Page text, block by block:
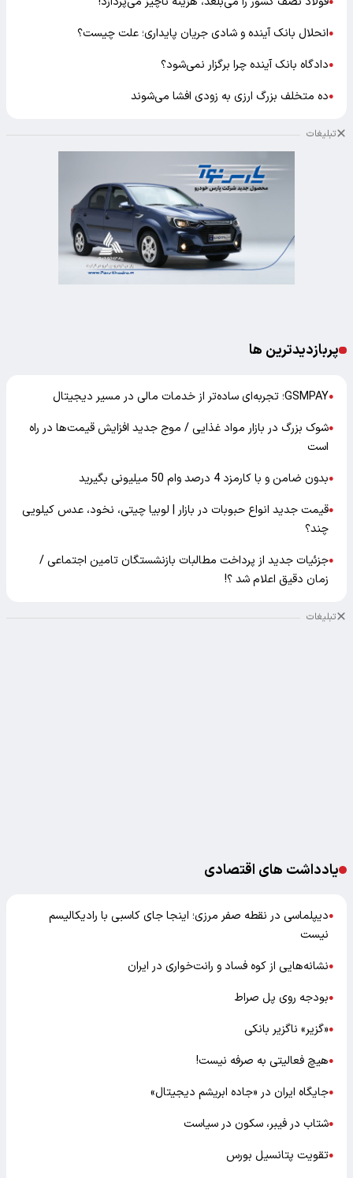
●انحلال بانک آینده و شادی جریان پایداری؛ علت چیست؟
●دادگاه بانک آینده چرا برگزار نمی‌شود؟
●ده متخلف بزرگ ارزی به زودی افشا می‌شوند
تبلیغات
پربازدیدترین ها
●GSMPAY؛ تجربه‌ای ساده‌تر از خدمات مالی در مسیر دیجیتال
●شوک بزرگ در بازار مواد غذایی / موج جدید افزایش قیمت‌ها در راه
است
●بدون ضامن و با کارمزد 4 درصد وام 50 میلیونی بگیرید
●قیمت جدید انواع حبوبات در بازار | لوبیا چیتی، نخود، عدس کیلویی
چند؟
●جزئیات جدید از پرداخت مطالبات بازنشستگان تامین اجتماعی /
زمان دقیق اعلام شد ؟!
تبلیغات
یادداشت های اقتصادی
●دیپلماسی در نقطه صفر مرزی؛ اینجا جای کاسبی با رادیکالیسم
نیست
●نشانه‌هایی از کوه فساد و رانت‌خواری در ایران
●بودجه روی پل صراط
●«گزیر» ناگزیر بانکی
●هیچ فعالیتی به صرفه نیست!
●جایگاه ایران در «جاده ابریشم دیجیتال»
●شتاب در فیبر، سکون در سیاست
●تقویت پتانسیل بورس